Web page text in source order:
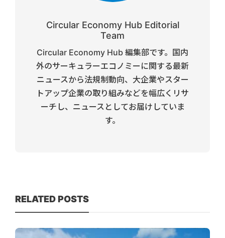
Circular Economy Hub Editorial
Team
Circular Economy Hub 編集部です。国内
外のサーキュラーエコノミーに関する最新
ニュースから法規制動向、大企業やスター
トアップ企業の取り組みなどを幅広くリサ
ーチし、ニュースとしてお届けしていま
す。
RELATED POSTS